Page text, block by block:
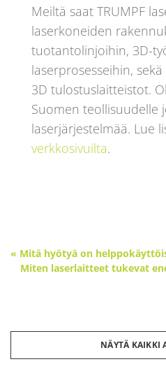
Meiltä saat TRUMPF
laserkoneiden
tuotantolinjoihin, 3D-
laserprosesseihin,
3D tulostuslaitteistot.
Suomen teollisuudelle
laserjärjestelmää. Lue
verkkosivuilta.
« Mitä hyötyä on
Miten laserlaitteet tukevat
NÄYTÄ KAIKKI